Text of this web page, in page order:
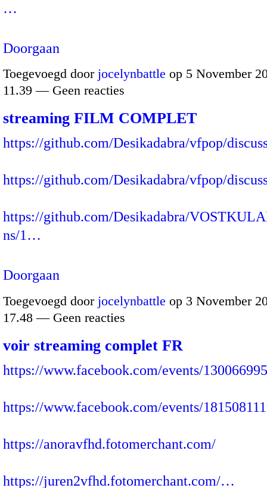
…
Doorgaan
Toegevoegd door jocelynbattle op 5 November
11.39 — Geen reacties
streaming FILM COMPLET
https://github.com/Desikadabra/vfpop/
https://github.com/Desikadabra/vfpop/
https://github.com/Desikadabra/
ns/1…
Doorgaan
Toegevoegd door jocelynbattle op 3 November
17.48 — Geen reacties
voir streaming complet FR
https://www.facebook.com/events/
https://www.facebook.com/events/
https://anoravfhd.fotomerchant.com/
https://juren2vfhd.fotomerchant.com/…